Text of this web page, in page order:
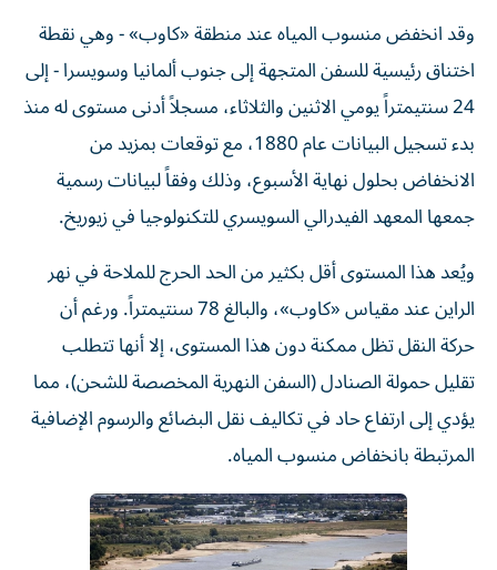
وقد انخفض منسوب المياه عند منطقة «كاوب» - وهي نقطة
اختناق رئيسية للسفن المتجهة إلى جنوب ألمانيا وسويسرا - إلى
24 سنتيمتراً يومي الاثنين والثلاثاء، مسجلاً أدنى مستوى له منذ
بدء تسجيل البيانات عام 1880، مع توقعات بمزيد من
الانخفاض بحلول نهاية الأسبوع، وذلك وفقاً لبيانات رسمية
جمعها المعهد الفيدرالي السويسري للتكنولوجيا في زيوريخ.
ويُعد هذا المستوى أقل بكثير من الحد الحرج للملاحة في نهر
الراين عند مقياس «كاوب»، والبالغ 78 سنتيمتراً. ورغم أن
حركة النقل تظل ممكنة دون هذا المستوى، إلا أنها تتطلب
تقليل حمولة الصنادل (السفن النهرية المخصصة للشحن)، مما
يؤدي إلى ارتفاع حاد في تكاليف نقل البضائع والرسوم الإضافية
المرتبطة بانخفاض منسوب المياه.